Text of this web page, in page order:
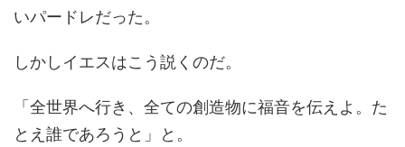
いパードレだった。
しかしイエスはこう説くのだ。
「全世界へ行き、全ての創造物に福音を伝えよ。た
とえ誰であろうと」と。